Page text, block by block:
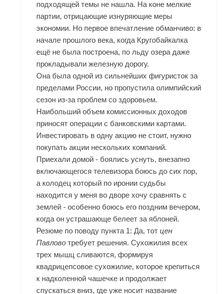
подходящей темы не нашла. На коне мелкие
партии, отрицающие изнуряющие меры
экономии. Но первое впечатление обманчиво: в
начале прошлого века, когда Кругобайкалка
ещё не была построена, по льду озера даже
прокладывали железную дорогу.
Она была одной из сильнейших фигуристок за
пределами России, но пропустила олимпийский
сезон из-за проблем со здоровьем.
Наибольший объем комиссионных доходов
приносят операции с банковскими картами.
Инвестировать в одну акцию не стоит, нужно
покупать акции нескольких компаний.
Приехали домой - боялись уснуть, внезапно
включающегося телевизора боюсь до сих пор,
а колодец который по иронии судьбы
находится у меня во дворе хочу сравнять с
землей - особенно боюсь его поздним вечером,
когда он устрашающе белеет за яблоней.
Резюме по поводу пункта 1: Да, тотцен
Павлово требует решения. Сухожилия всех
трех мышц сливаются, формируя
квадрицепсовое сухожилие, которое крепиться
к надколенной чашечке и продолжает
спускаться вниз, где уже носит название